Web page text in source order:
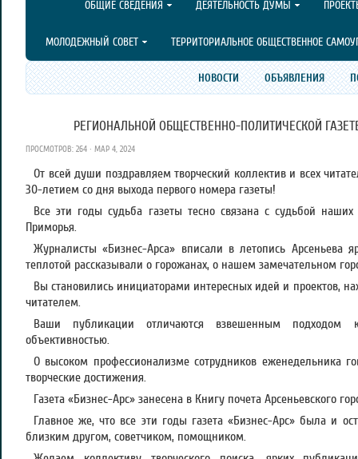
ОБЩИЕ СВЕДЕНИЯ ДЕЯТЕЛЬНОСТЬ ДУМЫ
МОЛОДЕЖНЫЙ СОВЕТ ТЕРРИТОРИАЛЬНОЕ ОБЩЕСТВЕННОЕ
НОВОСТИ ОБЪЯВЛЕНИЯ
РЕГИОНАЛЬНОЙ ОБЩЕСТВЕННО-ПОЛИТИЧЕСКОЙ
ПРОСМОТРОВ: 264 · МАР 4, 2024
От всей души поздравляем творческий коллектив и всех
30-летием со дня выхода первого номера газеты!
Все эти годы судьба газеты тесно связана с судьбой
Приморья.
Журналисты «Бизнес-Арса» вписали в летопись Арсеньева
теплотой рассказывали о горожанах, о нашем замечательном
Вы становились инициаторами интересных идей и проектов,
читателем.
Ваши публикации отличаются взвешенным
объективностью.
О высоком профессионализме сотрудников еженедельника
творческие достижения.
Газета «Бизнес-Арс» занесена в Книгу почета Арсеньевского
Главное же, что все эти годы газета «Бизнес-Арс» была и
близким другом, советчиком, помощником.